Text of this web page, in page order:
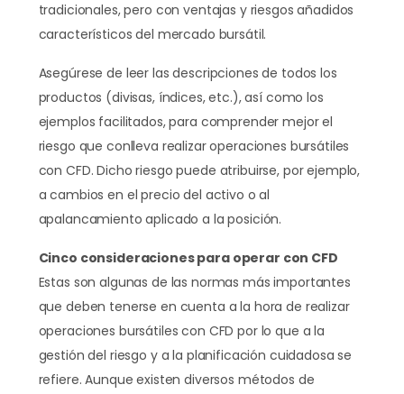
tradicionales, pero con ventajas y riesgos añadidos
característicos del mercado bursátil.
Asegúrese de leer las descripciones de todos los
productos (divisas, índices, etc.), así como los
ejemplos facilitados, para comprender mejor el
riesgo que conlleva realizar operaciones bursátiles
con CFD. Dicho riesgo puede atribuirse, por ejemplo,
a cambios en el precio del activo o al
apalancamiento aplicado a la posición.
Cinco consideraciones para operar con CFD
Estas son algunas de las normas más importantes
que deben tenerse en cuenta a la hora de realizar
operaciones bursátiles con CFD por lo que a la
gestión del riesgo y a la planificación cuidadosa se
refiere. Aunque existen diversos métodos de